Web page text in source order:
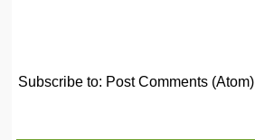
Subscribe to: Post Comments (Atom)